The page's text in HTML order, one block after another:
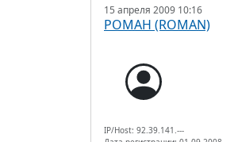
15 апреля 2009 10:16
РОМАН (ROMAN)
IP/Host: 92.39.141.---